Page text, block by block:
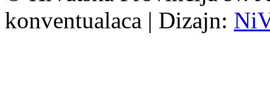
konventualaca | Dizajn: